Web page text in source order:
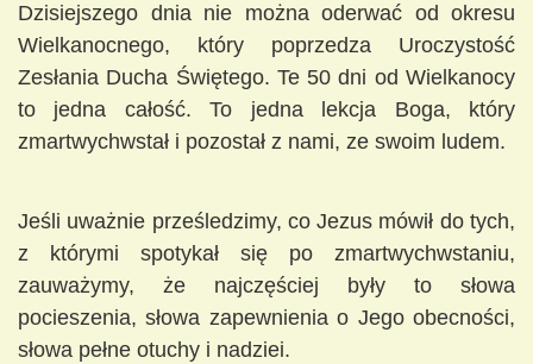
Dzisiejszego dnia nie można oderwać od okresu
Wielkanocnego, który poprzedza Uroczystość
Zesłania Ducha Świętego. Te 50 dni od Wielkanocy
to jedna całość. To jedna lekcja Boga, który
zmartwychwstał i pozostał z nami, ze swoim ludem.
Jeśli uważnie prześledzimy, co Jezus mówił do tych,
z którymi spotykał się po zmartwychwstaniu,
zauważymy, że najczęściej były to słowa
pocieszenia, słowa zapewnienia o Jego obecności,
słowa pełne otuchy i nadziei.